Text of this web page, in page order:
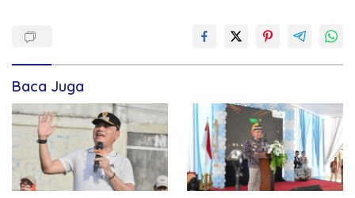
Baca Juga